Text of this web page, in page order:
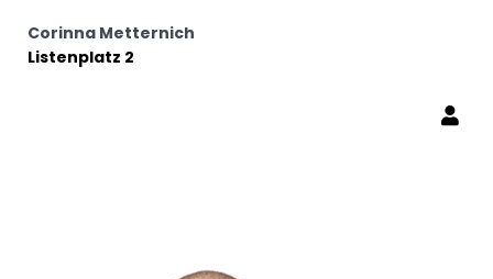
Corinna Metternich
Listenplatz 2